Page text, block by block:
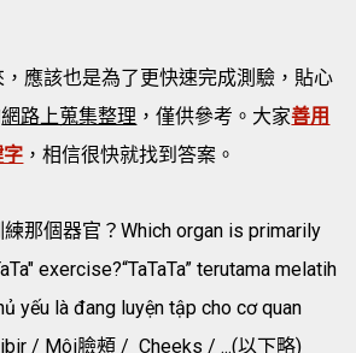
應該也是為了更快速完成測驗，貼心
網路上蒐集整理 ，僅供參考。大家善用
，相信很快就找到答案。
練那個器官？Which organ is primarily
exercise?“TaTaTa” terutama melatih
yếu là đang luyện tập cho cơ quan
/ Môi臉頰 / Cheeks / ...(以下略)